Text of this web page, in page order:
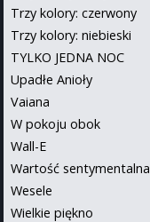
Trzy kolory: czerwony
Trzy kolory: niebieski
TYLKO JEDNA NOC
Upadłe Anioły
Vaiana
W pokoju obok
Wall-E
Wartość sentymentalna
Wesele
Wielkie piękno